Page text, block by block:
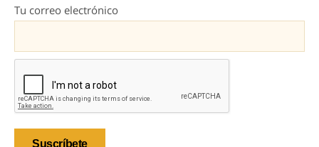
Tu correo electrónico